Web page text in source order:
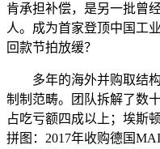
肯承担补偿，是另一批曾
人。成为首家登顶中国工
回款节拍放缓？
多年的海外并购取结构
制制范畴。团队拆解了数
占吃亏额四成以上；埃斯
拼图：2017年收购德国